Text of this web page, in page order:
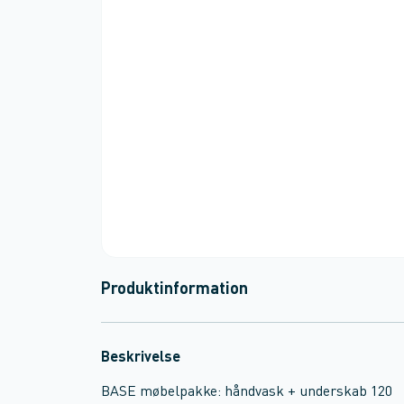
Produktinformation
Beskrivelse
BASE møbelpakke: håndvask + underskab 120